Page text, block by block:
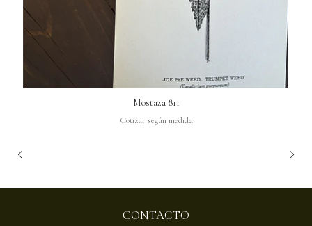
Mostaza 811
Cotizar según medida
CONTACTO